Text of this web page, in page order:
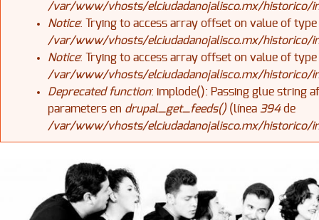
/var/www/vhosts/elciudadanojalisco.mx/historico/
Notice: Trying to access array offset on value of
/var/www/vhosts/elciudadanojalisco.mx/historico/
Notice: Trying to access array offset on value of
/var/www/vhosts/elciudadanojalisco.mx/historico/
Deprecated function: implode(): Passing glue string
parameters en drupal_get_feeds()(línea 394de
/var/www/vhosts/elciudadanojalisco.mx/historico/